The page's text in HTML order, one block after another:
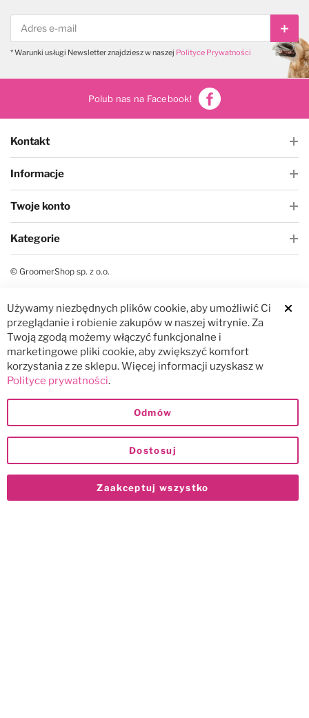
* Warunki usługi Newsletter znajdziesz w naszej Polityce Prywatności
Polub nas na Facebook!
Kontakt
Informacje
Twoje konto
Kategorie
© GroomerShop sp. z o.o.
Używamy niezbędnych plików cookie, aby umożliwić Ci
przeglądanie i robienie zakupów w naszej witrynie. Za
Twoją zgodą możemy włączyć funkcjonalne i
marketingowe pliki cookie, aby zwiększyć komfort
korzystania z ze sklepu. Więcej informacji uzyskasz w
Polityce prywatności.
Zaakceptuj wszystko
Dostosuj
Odmów